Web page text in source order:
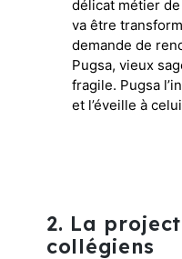
délicat métier
va être
demande de
Pugsa, vieux
fragile. Pugsa
et l’éveille à
2. La
collégiens